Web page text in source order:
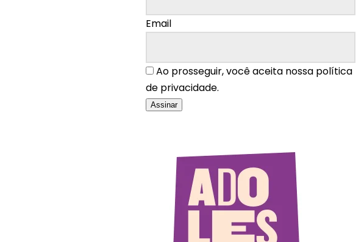
Email
Ao prosseguir, você aceita nossa política
de privacidade.